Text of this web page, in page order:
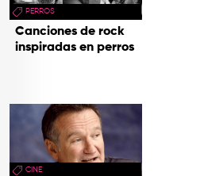
PERROS
Canciones de rock
inspiradas en perros
CINE